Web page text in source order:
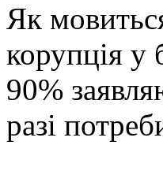
Як
корупція у
90%
разі